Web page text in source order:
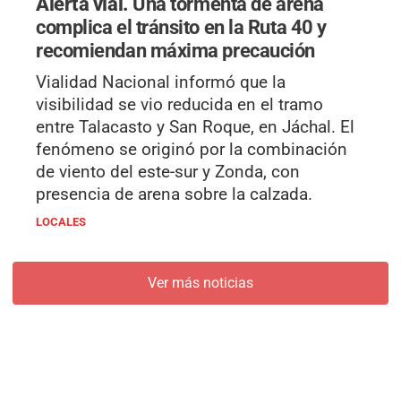
complica el tránsito en la Ruta 40 y
recomiendan máxima precaución
Vialidad Nacional informó que la
visibilidad se vio reducida en el tramo
entre Talacasto y San Roque, en Jáchal. El
fenómeno se originó por la combinación
de viento del este-sur y Zonda, con
presencia de arena sobre la calzada.
LOCALES
Ver más noticias